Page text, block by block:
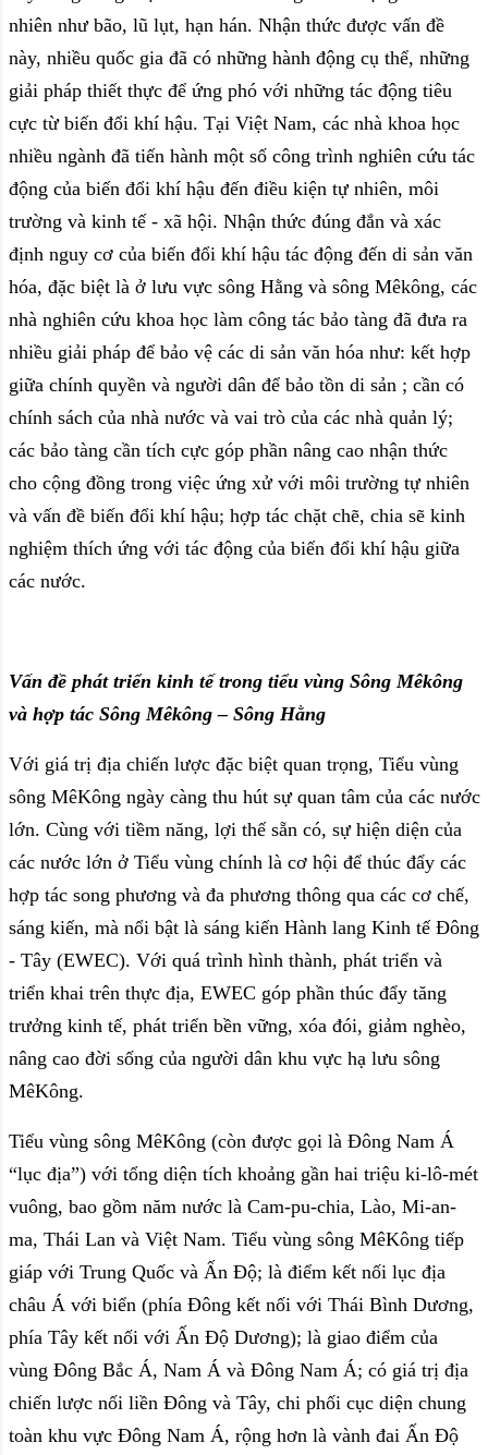
nhiên như bão, lũ lụt, hạn hán. Nhận thức được vấn đề
này, nhiều quốc gia đã có những hành động cụ thể, những
giải pháp thiết thực để ứng phó với những tác động tiêu
cực từ biến đổi khí hậu. Tại Việt Nam, các nhà khoa học
nhiều ngành đã tiến hành một số công trình nghiên cứu tác
động của biến đổi khí hậu đến điều kiện tự nhiên, môi
trường và kinh tế - xã hội. Nhận thức đúng đắn và xác
định nguy cơ của biến đổi khí hậu tác động đến di sản văn
hóa, đặc biệt là ở lưu vực sông Hằng và sông Mêkông, các
nhà nghiên cứu khoa học làm công tác bảo tàng đã đưa ra
nhiều giải pháp để bảo vệ các di sản văn hóa như: kết hợp
giữa chính quyền và người dân để bảo tồn di sản ; cần có
chính sách của nhà nước và vai trò của các nhà quản lý;
các bảo tàng cần tích cực góp phần nâng cao nhận thức
cho cộng đồng trong việc ứng xử với môi trường tự nhiên
và vấn đề biến đổi khí hậu; hợp tác chặt chẽ, chia sẽ kinh
nghiệm thích ứng với tác động của biến đổi khí hậu giữa
các nước.
Vấn đề phát triển kinh tế trong tiểu vùng Sông Mêkông
và hợp tác Sông Mêkông – Sông Hằng
Với giá trị địa chiến lược đặc biệt quan trọng, Tiểu vùng
sông MêKông ngày càng thu hút sự quan tâm của các nước
lớn. Cùng với tiềm năng, lợi thế sẵn có, sự hiện diện của
các nước lớn ở Tiểu vùng chính là cơ hội để thúc đẩy các
hợp tác song phương và đa phương thông qua các cơ chế,
sáng kiến, mà nổi bật là sáng kiến Hành lang Kinh tế Đông
- Tây (EWEC). Với quá trình hình thành, phát triển và
triển khai trên thực địa, EWEC góp phần thúc đẩy tăng
trưởng kinh tế, phát triển bền vững, xóa đói, giảm nghèo,
nâng cao đời sống của người dân khu vực hạ lưu sông
MêKông.
Tiểu vùng sông MêKông (còn được gọi là Đông Nam Á
“lục địa”) với tổng diện tích khoảng gần hai triệu ki-lô-mét
vuông, bao gồm năm nước là Cam-pu-chia, Lào, Mi-an-
ma, Thái Lan và Việt Nam. Tiểu vùng sông MêKông tiếp
giáp với Trung Quốc và Ấn Độ; là điểm kết nối lục địa
châu Á với biển (phía Đông kết nối với Thái Bình Dương,
phía Tây kết nối với Ấn Độ Dương); là giao điểm của
vùng Đông Bắc Á, Nam Á và Đông Nam Á; có giá trị địa
chiến lược nối liền Đông và Tây, chi phối cục diện chung
toàn khu vực Đông Nam Á, rộng hơn là vành đai Ấn Độ